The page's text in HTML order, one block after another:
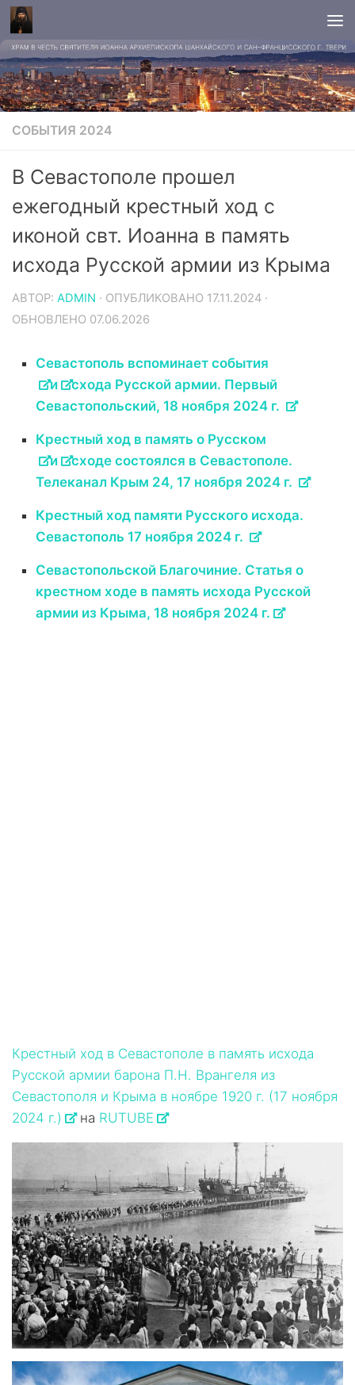
СОБЫТИЯ 2024
В Севастополе прошел
ежегодный крестный ход с
иконой свт. Иоанна в память
исхода Русской армии из Крыма
АВТОР: ADMIN · ОПУБЛИКОВАНО 17.11.2024 ·
ОБНОВЛЕНО 07.06.2026
Севастополь вспоминает события
и
схода Русской армии. Первый
Севастопольский, 18 ноября 2024 г.
Крестный ход в память о Русском
и
сходе состоялся в Севастополе.
Телеканал Крым 24, 17 ноября 2024 г.
Крестный ход памяти Русского исхода.
Севастополь 17 ноября 2024 г.
Севастопольской Благочиние. Статья о
крестном ходе в память исхода Русской
армии из Крыма, 18 ноября 2024 г.
Крестный ход в Севастополе в память исхода
Русской армии барона П.Н. Врангеля из
Севастополя и Крыма в ноябре 1920 г. (17 ноября
2024 г.)
на RUTUBE